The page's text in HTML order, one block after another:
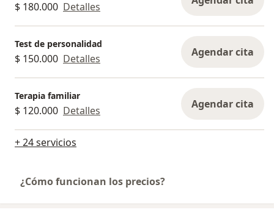
Presencial: Pereira, Sector Pinares
En Línea: Desde cualquier lugar (Meet, Doctoralia
o WhatsApp).
AGENDA TU CONSULTA HOY. No esperes más,
habrás dado el primer paso iniciando el proceso
psicoterapéutico.
$ 180.000 Detalles
Test de personalidad
$ 150.000 Detalles Agendar cita
Terapia familiar
$ 120.000 Detalles Agendar cita
+ 24 servicios
¿Cómo funcionan los precios?